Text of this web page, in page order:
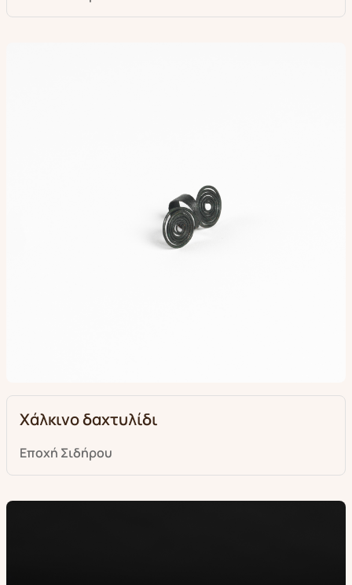
Χάλκινο δαχτυλίδι
Εποχή Σιδήρου